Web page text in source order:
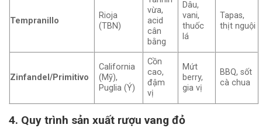
Tempranillo
Rioja
(TBN)
vừa,
acid
cân
bằng
Dâu,
vani,
thuốc
lá
Tapas,
thịt nguội
Zinfandel/Primitivo
California
(Mỹ),
Puglia (Ý)
Cồn
cao,
đậm
vị
Mứt
berry,
gia vị
BBQ, sốt
cà chua
4. Quy trình sản xuất rượu vang đỏ